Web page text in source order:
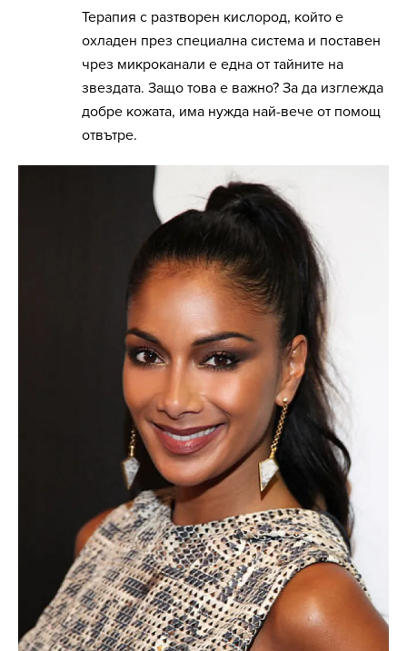
Терапия с разтворен кислород, който е
охладен през специална система и поставен
чрез микроканали е една от тайните на
звездата. Защо това е важно? За да изглежда
добре кожата, има нужда най-вече от помощ
отвътре.